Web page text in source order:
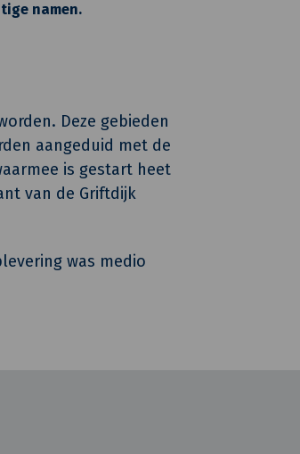
namen.
Deze gebieden
aangeduid met de
is gestart heet
van de Griftdijk
was medio